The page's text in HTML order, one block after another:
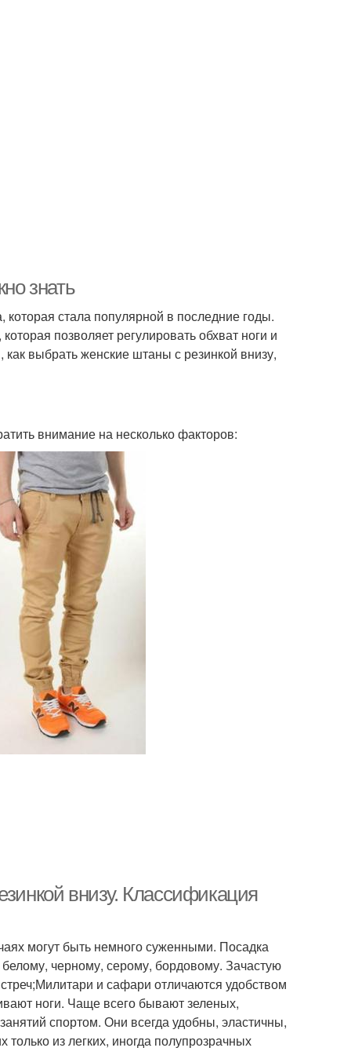
знать
стала популярной в последние годы.
позволяет регулировать обхват ноги и
выбрать женские штаны с резинкой внизу,
внимание на несколько факторов:
внизу. Классификация
могут быть немного суженными. Посадка
черному, серому, бордовому. Зачастую
и сафари отличаются удобством
ноги. Чаще всего бывают зеленых,
спортом. Они всегда удобны, эластичны,
из легких, иногда полупрозрачных